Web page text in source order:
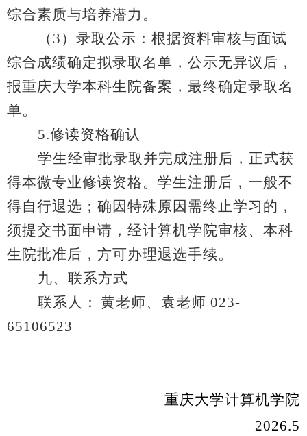
综合素质与培养潜力。
（ 3 ）录取公示：根据资料审核与面试
综合成绩确定拟录取名单，公示无异议后，
报重庆大学本科生院备案，最终确定录取名
单。
5.修读资格确认
学生经审批录取并完成注册后，正式获
得本微专业修读资格。学生注册后，一般不
得自行退选；确因特殊原因需终止学习的，
须提交书面申请，经计算机学院审核、本科
生院批准后，方可办理退选手续。
九、联系方式
联系人： 黄老师、袁老师 023-
65106523
重庆大学计算机学院
2026.5